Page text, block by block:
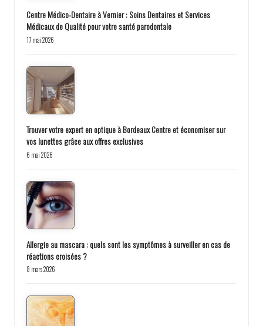
Centre Médico-Dentaire à Vernier : Soins Dentaires et Services
Médicaux de Qualité pour votre santé parodontale
17 mai 2026
Trouver votre expert en optique à Bordeaux Centre et économiser sur
vos lunettes grâce aux offres exclusives
6 mai 2026
Allergie au mascara : quels sont les symptômes à surveiller en cas de
réactions croisées ?
8 mars 2026